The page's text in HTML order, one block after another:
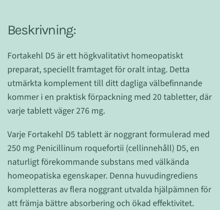
Beskrivning:
Fortakehl D5 är ett högkvalitativt homeopatiskt
preparat, speciellt framtaget för oralt intag. Detta
utmärkta komplement till ditt dagliga välbefinnande
kommer i en praktisk förpackning med 20 tabletter, där
varje tablett väger 276 mg.
Varje Fortakehl D5 tablett är noggrant formulerad med
250 mg Penicillinum roquefortii (cellinnehåll) D5, en
naturligt förekommande substans med välkända
homeopatiska egenskaper. Denna huvudingrediens
kompletteras av flera noggrant utvalda hjälpämnen för
att främja bättre absorbering och ökad effektivitet.